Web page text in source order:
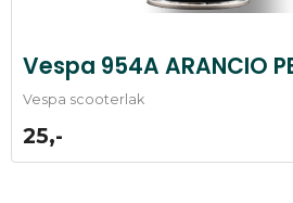
Vespa 954A ARANCIO
Vespa scooterlak
25,-